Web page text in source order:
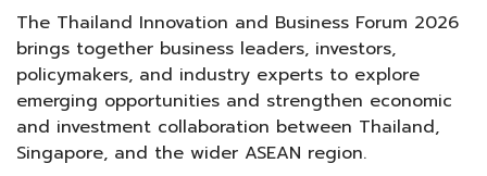
The Thailand Innovation and Business Forum 2026
brings together business leaders, investors,
policymakers, and industry experts to explore
emerging opportunities and strengthen economic
and investment collaboration between Thailand,
Singapore, and the wider ASEAN region.